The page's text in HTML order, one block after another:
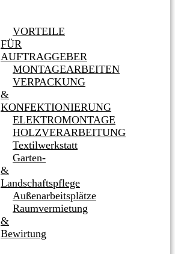
VORTEILE
FÜR
AUFTRAGGEBER
MONTAGEARBEITEN
VERPACKUNG
&
KONFEKTIONIERUNG
ELEKTROMONTAGE
HOLZVERARBEITUNG
Textilwerkstatt
Garten-
&
Landschaftspflege
Außenarbeitsplätze
Raumvermietung
&
Bewirtung